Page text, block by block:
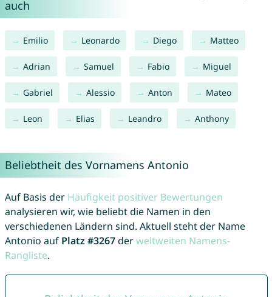
auch
Emilio Leonardo Diego Matteo
Adrian Samuel Fabio Miguel
Gabriel Alessio Anton Mateo
Leon Elias Leandro Anthony
Beliebtheit des Vornamens Antonio
Auf Basis der Häufigkeit positiver Bewertungen
analysieren wir, wie beliebt die Namen in den
verschiedenen Ländern sind. Aktuell steht der Name
Antonio auf Platz #3267derweltweiten Namens-
Rangliste.